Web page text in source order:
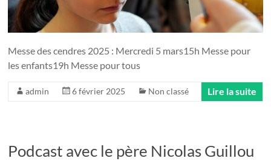
Messe des cendres 2025 : Mercredi 5 mars­15h Messe pour
les enfants19h Messe pour tous
admin 6 février 2025 Non classé Lire la suite
Podcast avec le père Nicolas Guillou